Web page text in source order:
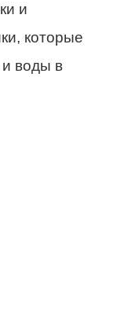
и
которые
и воды в